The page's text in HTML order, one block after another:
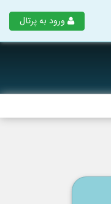
ورود به پرتال